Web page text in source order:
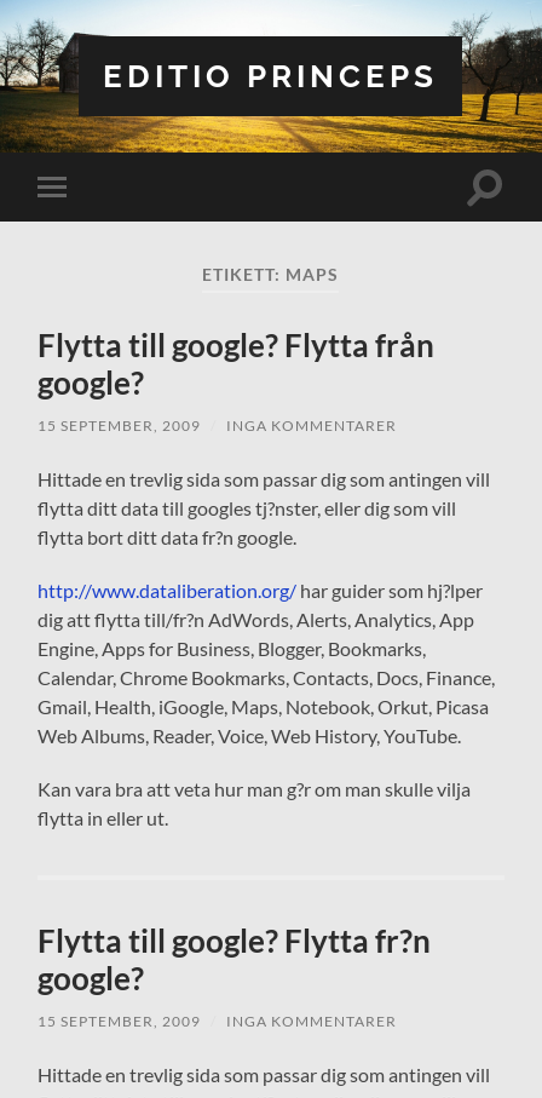
EDITIO PRINCEPS
Slå
på/av
Slå
ETIKETT: MAPS
Flytta till google? Flytta från
google?
15 SEPTEMBER, 2009 INGA KOMMENTARER
Hittade en trevlig sida som passar dig som antingen vill
flytta ditt data till googles tj?nster, eller dig som vill
flytta bort ditt data fr?n google.
http://www.dataliberation.org/ har guider som hj?lper
dig att flytta till/fr?n AdWords, Alerts, Analytics, App
Engine, Apps for Business, Blogger, Bookmarks,
Calendar, Chrome Bookmarks, Contacts, Docs, Finance,
Gmail, Health, iGoogle, Maps, Notebook, Orkut, Picasa
Web Albums, Reader, Voice, Web History, YouTube.
Kan vara bra att veta hur man g?r om man skulle vilja
flytta in eller ut.
Flytta till google? Flytta fr?n
google?
15 SEPTEMBER, 2009 INGA KOMMENTARER
Hittade en trevlig sida som passar dig som antingen vill